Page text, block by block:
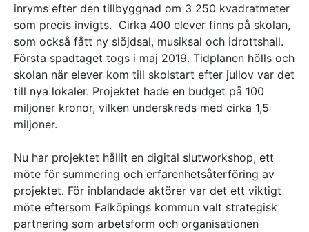
inryms efter den tillbyggnad om 3 250 kvadratmeter
som precis invigts. Cirka 400 elever finns på skolan,
som också fått ny slöjdsal, musiksal och idrottshall.
Första spadtaget togs i maj 2019. Tidplanen hölls och
skolan när elever kom till skolstart efter jullov var det
till nya lokaler. Projektet hade en budget på 100
miljoner kronor, vilken underskreds med cirka 1,5
miljoner.
Nu har projektet hållit en digital slutworkshop, ett
möte för summering och erfarenhetsåterföring av
projektet. För inblandade aktörer var det ett viktigt
möte eftersom Falköpings kommun valt strategisk
partnering som arbetsform och organisationen